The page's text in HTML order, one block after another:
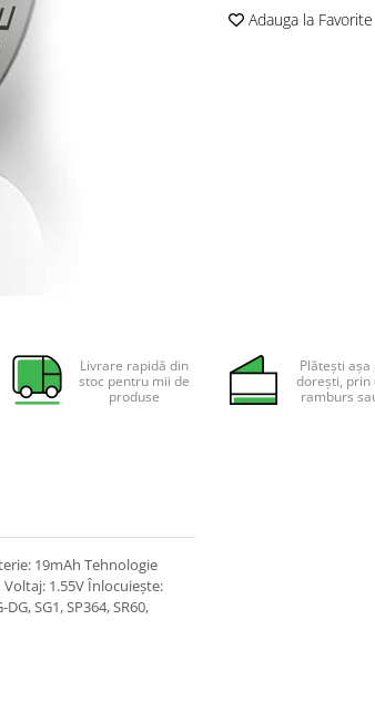
Adauga la Favorite
Livrare rapidă din
stoc pentru mii de
produse
Plătești așa
dorești, prin
ramburs
19mAh Tehnologie
1.55V Înlocuiește:
SG1, SP364, SR60,